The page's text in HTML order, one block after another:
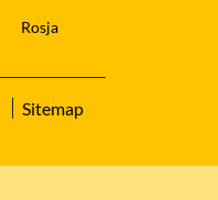
Rosja
Sitemap